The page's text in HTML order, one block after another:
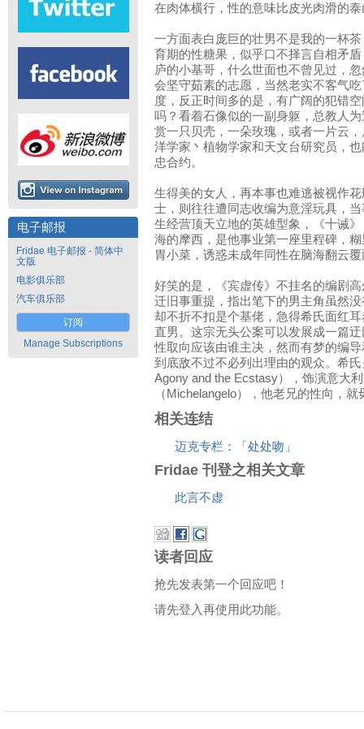
电子邮报
Fridae 电子邮报 - 简体中
文版
电影俱乐部
汽车俱乐部
订阅
Manage Subscriptions
在肉体横行，性的意味比皮光肉滑的
一方面表白庞巨的壮男不是我的一杯
育期的性糖果，似乎口不择言自相矛
庐的小基哥，什么世面也不曾见过，
会坚守茹素的志愿，当然老实不客气
度，反正时间多的是，有广阔的犯错
吗？看着石像似的一副身躯，总教人
赏一只贝壳，一朵玫瑰，或者一片云
洋学家丶植物学家和天文台研究员，
忠合约。
生得美的女人，再本事也难逃被视作
士，则往往遭同志收编为意淫玩具，
生经营顶天立地的英雄型象，《十诫
海的摩西，是他事业第一座里程碑，
胃小菜，诱惑未成年同性在脑海翻云
好笑的是，《宾虚传》不挂名的编剧
迁旧事重提，指出笔下的男主角虽然
却不折不扣是个基佬，急得希氏面红
直男。这宗无头公案可以发展成一篇
性取向应该由谁主决，然而有梦的编
到底敌不过不必列出理由的观众。希
Agony and the Ecstasy），饰演意大
（Michelangelo），他老兄的性向，
相关连结
迈克专栏：「处处吻」
Fridae 刊登之相关文章
此言不虚
读者回应
抢先发表第一个回应吧！
请先登入再使用此功能。